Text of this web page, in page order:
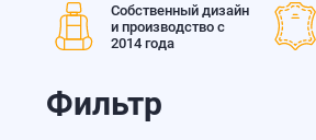
Собственный дизайн
и производство с
2014 года
Фильтр